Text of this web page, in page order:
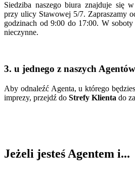
Siedziba naszego biura znajduje się
przy ulicy Stawowej 5/7. Zapraszamy
godzinach od 9:00 do 17:00. W
nieczynne.
3. u jednego z naszych
Aby odnaleźć Agenta, u którego
imprezy, przejdź do Strefy Klienta do
Jeżeli jesteś Agentem i...